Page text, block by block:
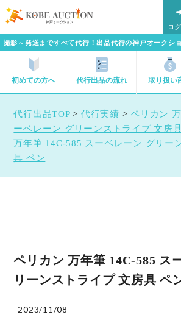
撮影～発送まですべて代行！出品代行の神戸オークシ
ロ
初めての方へ 代行出品の流れ 取り扱い
代行出品TOP> 代行実績 >ペリカン
ーベレーン グリーンストライプ 文房
万年筆 14C-585 スーベレーン グリー
具 ペン
ペリカン 万年筆 14C-585 ス
リーンストライプ 文房具 ペ
2023/11/08